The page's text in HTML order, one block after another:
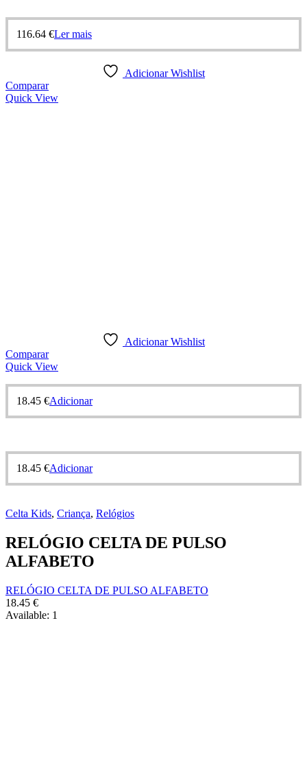
116.64 €Ler mais
Adicionar Wishlist
Comparar
Quick View
Adicionar Wishlist
Comparar
Quick View
18.45 €Adicionar
18.45 €Adicionar
Celta Kids, Criança, Relógios
RELÓGIO CELTA DE PULSO
ALFABETO
RELÓGIO CELTA DE PULSO ALFABETO
18.45 €
Available: 1